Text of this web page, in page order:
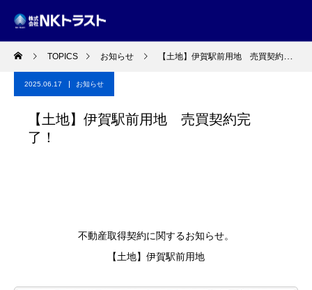
TOPICS お知らせ 【土地】伊賀駅前用地 売買契約完了！
2025.06.17 お知らせ
【土地】伊賀駅前用地 売買契約完
了！
不動産取得契約に関するお知らせ。
【土地】伊賀駅前用地